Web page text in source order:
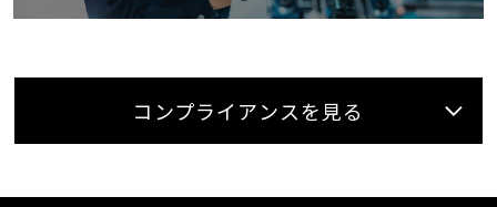
コンプライアンスを見る